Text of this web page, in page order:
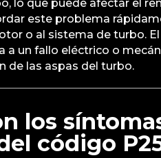
lo que puede afectar el
este problema
o al sistema de turbo.
a un fallo eléctrico o
de las aspas del turbo.
los
código